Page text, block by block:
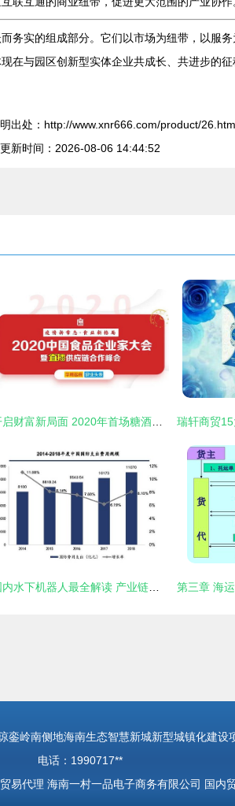
务实的组成部分。它们以市场为纽带，以服
在与园区创新型实体企业共成长、共进步的
出处：http://www.xnr666.com/product/
更新时间：2026-08-06 14:44:52
銮岭南侧地海南生态智慧新城新型城镇化建
电话：1990717**
易代理 海南一村一品电子商务有限公司 国内